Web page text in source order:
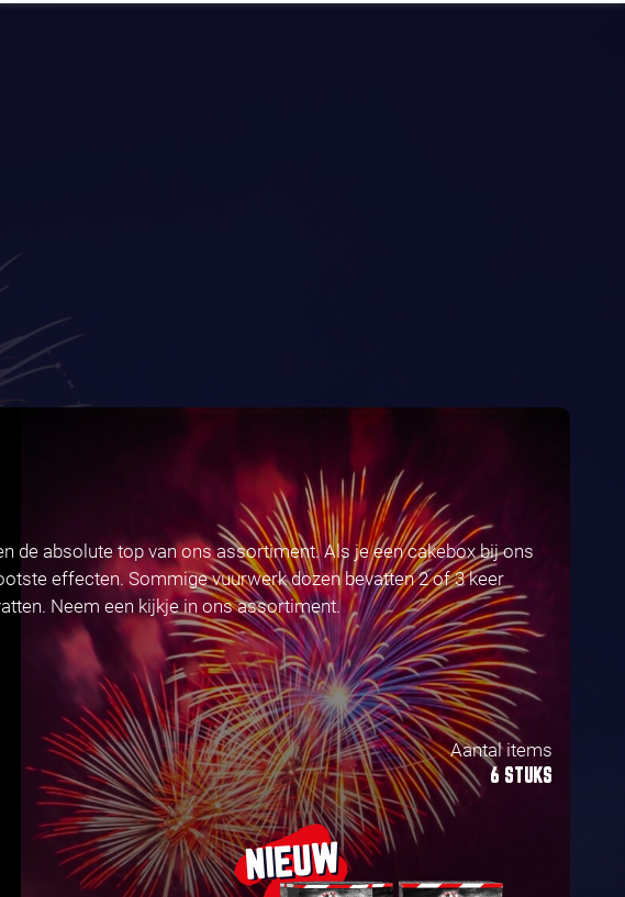
de absolute top van ons assortiment. Als je een cakebox bij ons
effecten. Sommige vuurwerk dozen bevatten 2 of 3 keer
Neem een kijkje in ons assortiment.
Aantal items
6 STUKS
NIEUW